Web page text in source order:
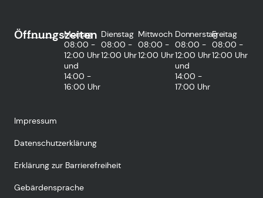
Öffnungszeiten
Montag
08:00 -
12:00 Uhr
und
14:00 -
16:00 Uhr
Dienstag
08:00 -
12:00 Uhr
Mittwoch
08:00 -
12:00 Uhr
Donnerstag
08:00 -
12:00 Uhr
und
14:00 -
17:00 Uhr
Freitag
08:00 -
12:00 Uhr
Impressum
Datenschutzerklärung
Erklärung zur Barrierefreiheit
Gebärdensprache